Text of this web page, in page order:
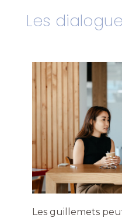
Les
Les guillemets